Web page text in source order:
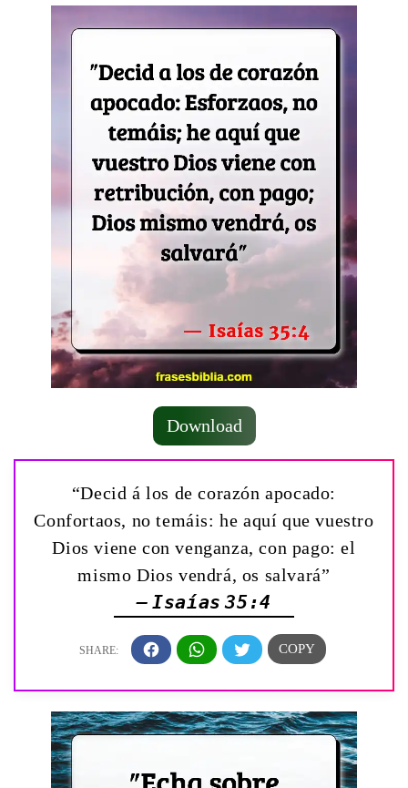
Download
“Decid á los de corazón apocado:
Confortaos, no temáis: he aquí que vuestro
Dios viene con venganza, con pago: el
mismo Dios vendrá, os salvará”
— Isaías 35:4